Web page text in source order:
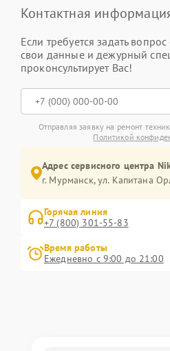
Контактная
Если требуется задать вопрос
свои данные и дежурный
проконсультирует Вас!
Отправляя заявку на ремонт
Политикой
Адрес сервисного центра
г. Мурманск, ул. Капитана
Горячая линия
+7 (800) 301-55-83
Время работы
Ежедневно с 9:00 до 21:00